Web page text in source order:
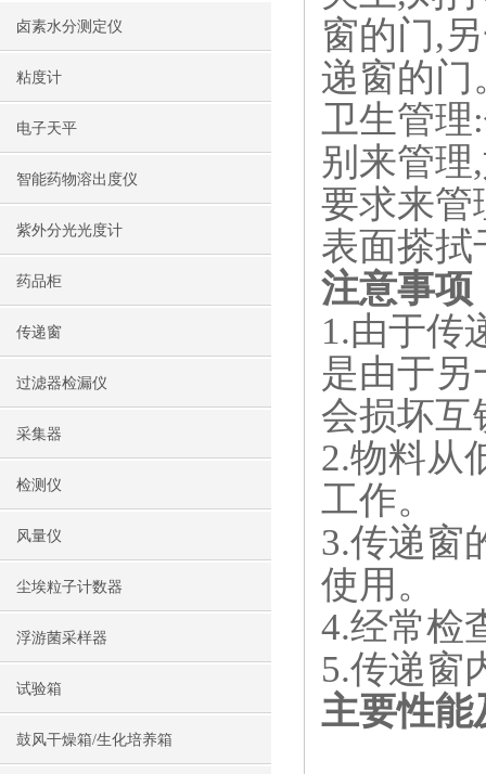
卤素水分测定仪
粘度计
电子天平
智能药物溶出度仪
紫外分光光度计
药品柜
传递窗
过滤器检漏仪
采集器
检测仪
风量仪
尘埃粒子计数器
浮游菌采样器
试验箱
鼓风干燥箱/生化培养箱
窗的门,
递窗的门
卫生管理
别来管
要求来管
表面搽拭
注意事项
1.由于传
是由于另
会损坏互
2.物料从
工作。
3.传递窗
使用。
4.经常检
5.传递窗
主要性能